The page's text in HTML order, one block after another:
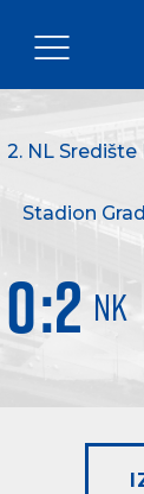
2. NL
Stadion
NK
0:2